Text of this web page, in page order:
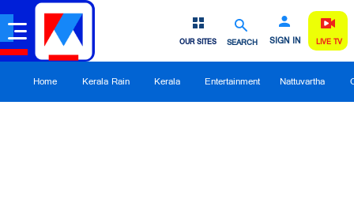
SEARCH SIGN IN
OUR SITES LIVE TV
Home Kerala Rain Kerala Entertainment Nattuvartha